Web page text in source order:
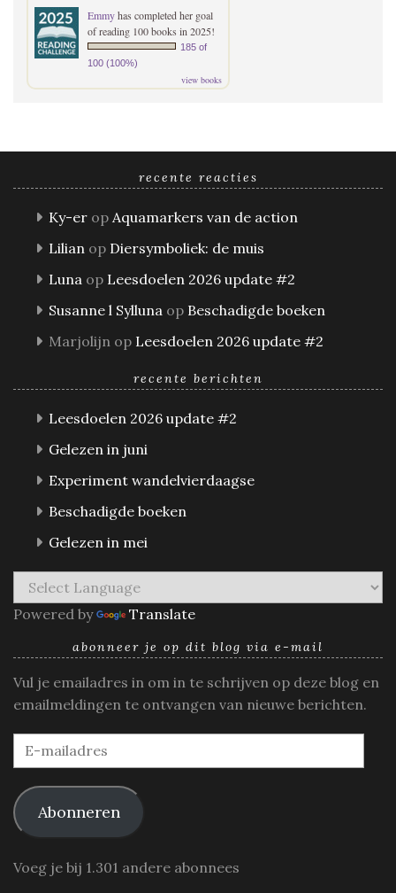
Emmyhas completed her goal
of reading 100 books in 2025!
185 of
100 (100%)
view books
recente reacties
Ky-er op Aquamarkers van de action
Lilian op Diersymboliek: de muis
Luna op Leesdoelen 2026 update #2
Susanne l Sylluna op Beschadigde boeken
Marjolijn op Leesdoelen 2026 update #2
recente berichten
Leesdoelen 2026 update #2
Gelezen in juni
Experiment wandelvierdaagse
Beschadigde boeken
Gelezen in mei
Powered by Translate
abonneer je op dit blog via e-mail
Vul je emailadres in om in te schrijven op deze blog en
emailmeldingen te ontvangen van nieuwe berichten.
E-
mailadres
Abonneren
Voeg je bij 1.301 andere abonnees